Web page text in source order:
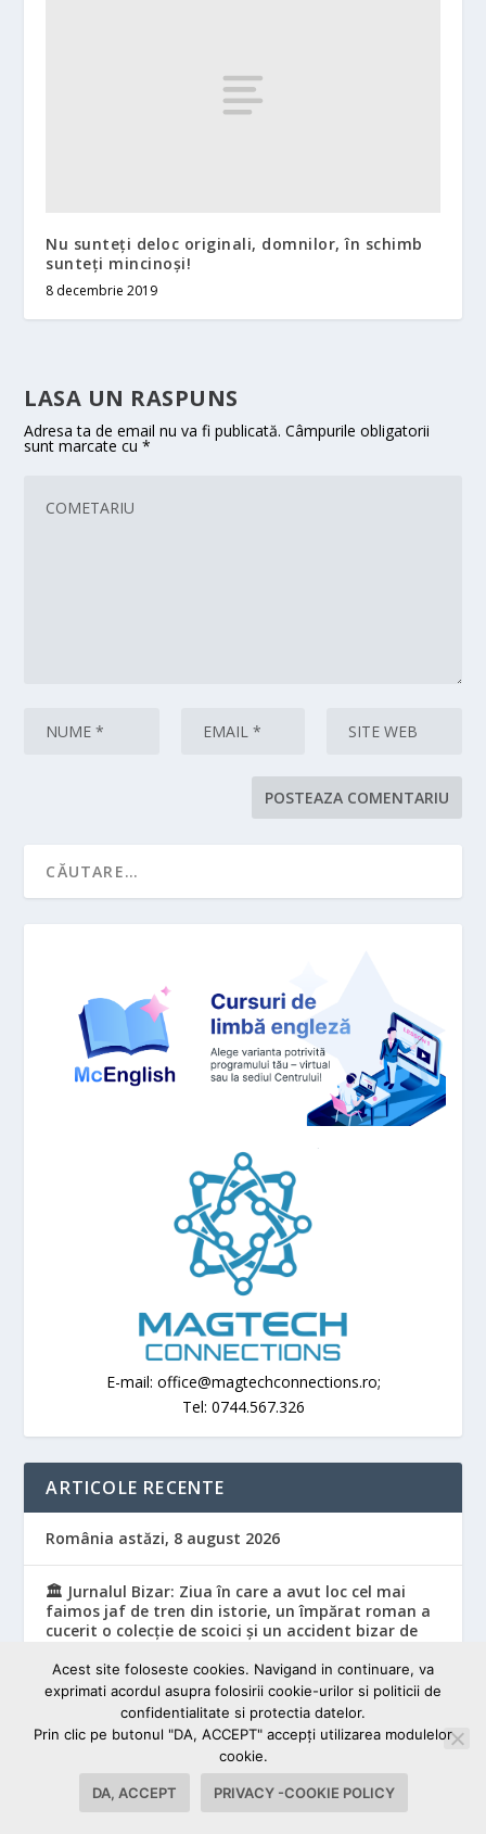
Nu sunteți deloc originali, domnilor, în schimb
sunteți mincinoși!
8 decembrie 2019
LASA UN RASPUNS
Adresa ta de email nu va fi publicată. Câmpurile obligatorii
sunt marcate cu*
E-mail: office@magtechconnections.ro;
Tel: 0744.567.326
ARTICOLE RECENTE
România astăzi, 8 august 2026
🏛️ Jurnalul Bizar: Ziua în care a avut loc cel mai
faimos jaf de tren din istorie, un împărat roman a
cucerit o colecție de scoici și un accident bizar de
august)
Inteligența artificială și Arta II
ATUNCI CÂND ȘTIINȚA DEVINE RELIGIE DE STAT
Acest site foloseste cookies. Navigand in continuare, va
exprimati acordul asupra folosirii cookie-urilor si politicii de
confidentialitate si protectia datelor.
Prin clic pe butonul "DA, ACCEPT" accepţi utilizarea modulelor
cookie.
DA, ACCEPT PRIVACY -COOKIE POLICY